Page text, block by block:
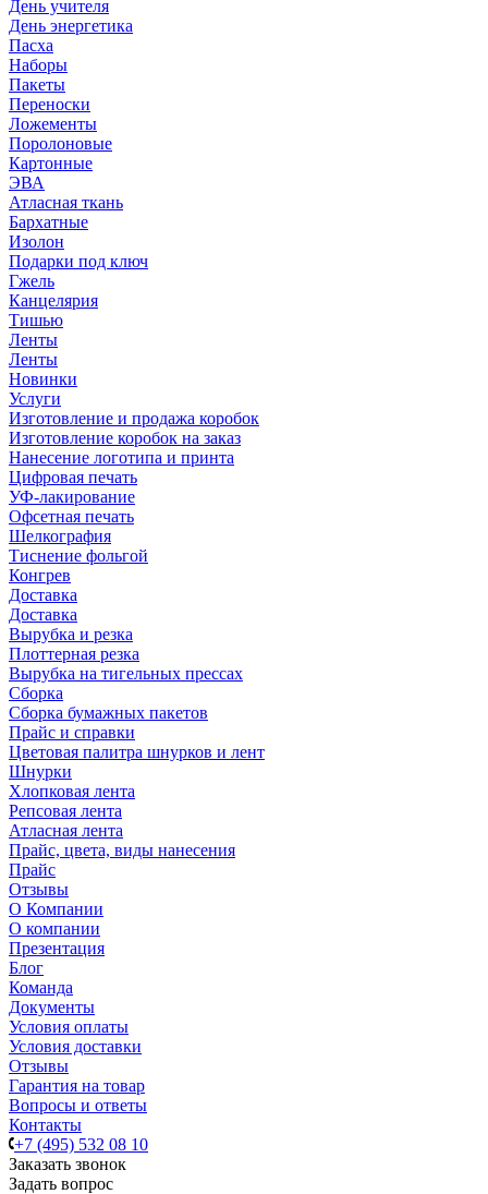
День учителя
День энергетика
Пасха
Наборы
Пакеты
Переноски
Ложементы
Поролоновые
Картонные
ЭВА
Атласная ткань
Бархатные
Изолон
Подарки под ключ
Гжель
Канцелярия
Тишью
Ленты
Ленты
Новинки
Услуги
Изготовление и продажа коробок
Изготовление коробок на заказ
Нанесение логотипа и принта
Цифровая печать
УФ-лакирование
Офсетная печать
Шелкография
Тиснение фольгой
Конгрев
Доставка
Доставка
Вырубка и резка
Плоттерная резка
Вырубка на тигельных прессах
Сборка
Сборка бумажных пакетов
Прайс и справки
Цветовая палитра шнурков и лент
Шнурки
Хлопковая лента
Репсовая лента
Атласная лента
Прайс, цвета, виды нанесения
Прайс
Отзывы
О Компании
О компании
Презентация
Блог
Команда
Документы
Условия оплаты
Условия доставки
Отзывы
Гарантия на товар
Вопросы и ответы
Контакты
+7 (495) 532 08 10
Заказать звонок
Задать вопрос